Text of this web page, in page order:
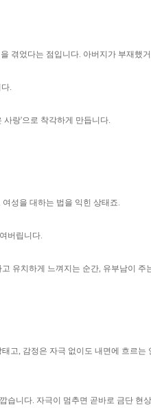
었다는 점입니다. 아버지가 부재했
.
랑'으로 착각하게 만듭니다.
성을 대하는 법을 익힌 상태죠.
버립니다.
유치하게 느껴지는 순간, 유부남이
, 감정은 자극 없이도 내면에 흐르
니다. 자극이 멈추면 곧바로 금단 현